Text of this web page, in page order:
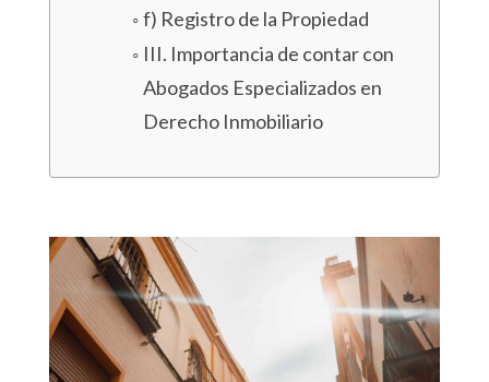
f) Registro de la Propiedad
III. Importancia de contar con
Abogados Especializados en
Derecho Inmobiliario